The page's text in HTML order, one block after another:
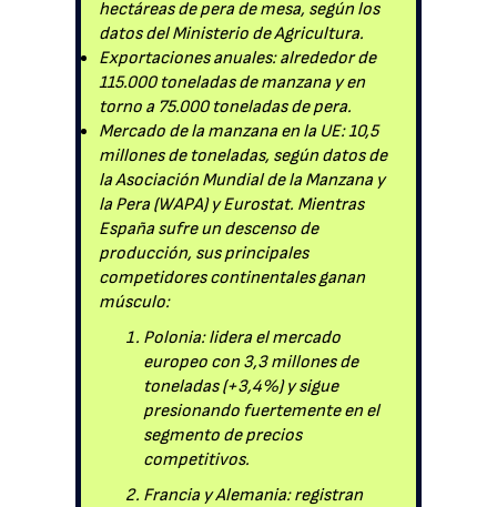
hectáreas de pera de mesa, según los
datos del Ministerio de Agricultura.
Exportaciones anuales: alrededor de
115.000 toneladas de manzana y en
torno a 75.000 toneladas de pera.
Mercado de la manzana en la UE: 10,5
millones de toneladas, según datos de
la Asociación Mundial de la Manzana y
la Pera (WAPA) y Eurostat. Mientras
España sufre un descenso de
producción, sus principales
competidores continentales ganan
músculo:
Polonia: lidera el mercado
europeo con 3,3 millones de
toneladas (+3,4%) y sigue
presionando fuertemente en el
segmento de precios
competitivos.
Francia y Alemania: registran